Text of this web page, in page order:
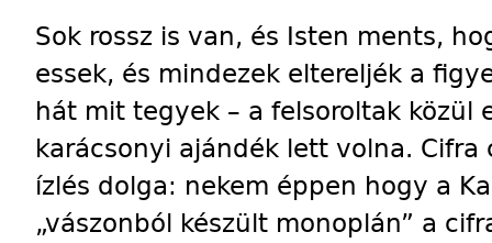
Sok rossz is van, és Isten ments,
essek, és mindezek eltereljék a
hát mit tegyek – a felsoroltak közül
karácsonyi ajándék lett volna. Cifra
ízlés dolga: nekem éppen hogy a
„vászonból készült monoplán” a